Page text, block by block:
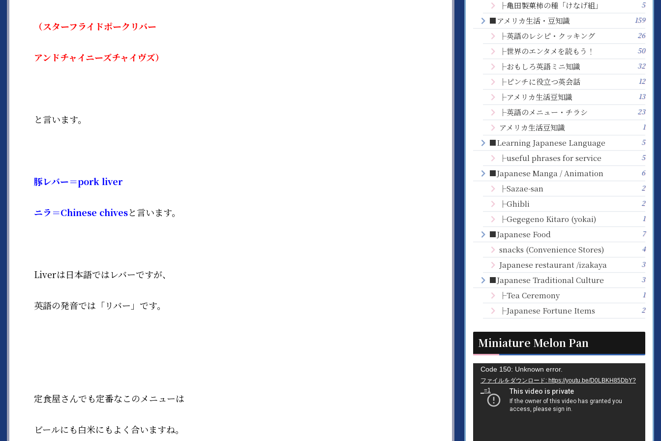
（スターフライドポークリバー
アンドチャイニーズチャイヴズ）
と言います。
豚レバー＝pork liver
ニラ＝Chinese chivesと言います。
Liverは日本語ではレバーですが、
英語の発音では「リバー」です。
定食屋さんでも定番なこのメニューは
ビールにも白米にもよく合いますね。
├亀田製菓柿の種「けなげ組」 5
■アメリカ生活・豆知識 159
├英語のレシピ・クッキング 26
├世界のエンタメを読もう！ 50
├おもしろ英語ミニ知識 32
├ピンチに役立つ英会話 12
├アメリカ生活豆知識 13
├英語のメニュー・チラシ 23
アメリカ生活豆知識 1
■Learning Japanese Language 5
├useful phrases for service 5
■Japanese Manga / Animation 6
├Sazae-san 2
├Ghibli 2
├Gegegeno Kitaro (yokai) 1
■Japanese Food 7
snacks (Convenience Stores) 4
Japanese restaurant /izakaya 3
■Japanese Traditional Culture 3
├Tea Ceremony 1
├Japanese Fortune Items 2
Miniature Melon Pan
動
画
Code 150: Unknown error.
ファイルをダウンロード: https://youtu.be/D0LBKH85DbY?
_=1